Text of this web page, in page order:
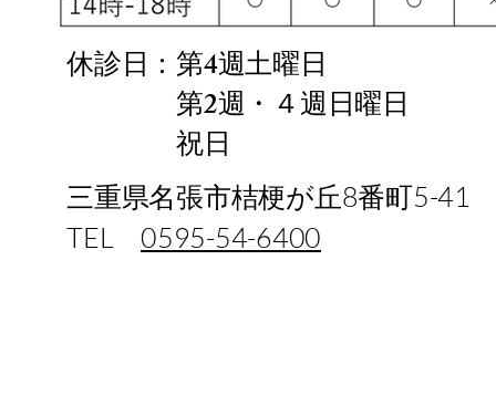
休診日：第4週土曜日
第2週・４週日曜日
​ 祝日
三重県名張市桔梗が丘8番町5-41
TEL 0595-54-6400